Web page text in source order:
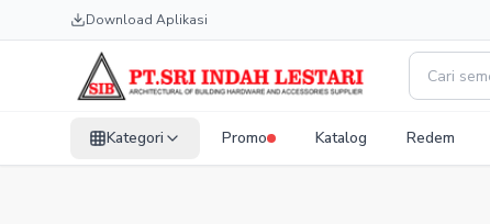
Download Aplikasi
Kategori Promo Katalog Redem